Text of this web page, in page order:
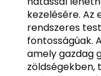
kezelésére. Az
rendszeres
fontosságúak.
amely gazdag
zöldségekben,